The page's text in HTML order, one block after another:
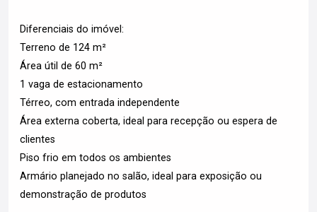
Diferenciais do imóvel:
Terreno de 124 m²
Área útil de 60 m²
1 vaga de estacionamento
Térreo, com entrada independente
Área externa coberta, ideal para recepção ou espera de
clientes
Piso frio em todos os ambientes
Armário planejado no salão, ideal para exposição ou
demonstração de produtos